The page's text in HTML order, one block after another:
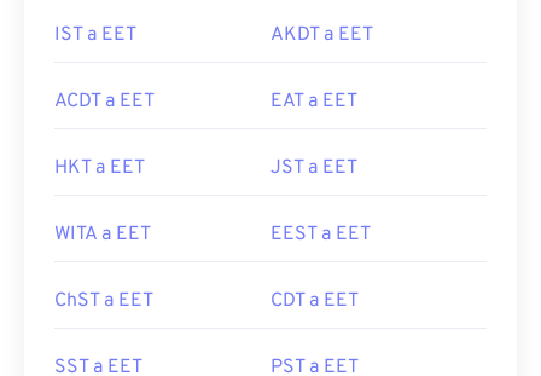
IST a EET AKDT a EET
ACDT a EET EAT a EET
HKT a EET JST a EET
WITA a EET EEST a EET
ChST a EET CDT a EET
SST a EET PST a EET